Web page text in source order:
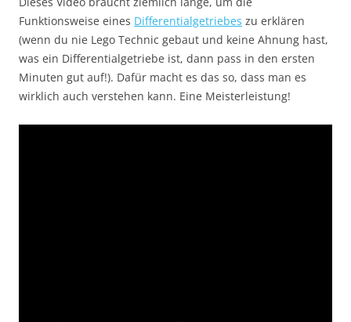
Funktionsweise eines Differentialgetriebes zu erklären
(wenn du nie Lego Technic gebaut und keine Ahnung hast,
was ein Differentialgetriebe ist, dann pass in den ersten
Minuten gut auf!). Dafür macht es das so, dass man es
wirklich auch verstehen kann. Eine Meisterleistung!